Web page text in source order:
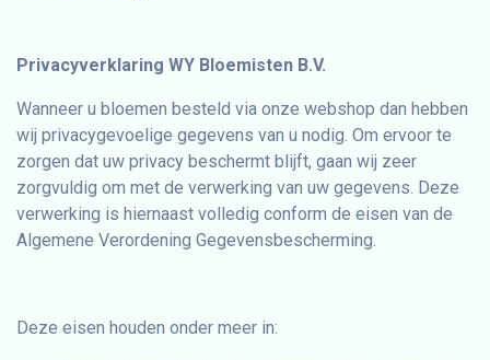
Privacyverklaring WY Bloemisten B.V.
Wanneer u bloemen besteld via onze webshop dan hebben
wij privacygevoelige gegevens van u nodig. Om ervoor te
zorgen dat uw privacy beschermt blijft, gaan wij zeer
zorgvuldig om met de verwerking van uw gegevens. Deze
verwerking is hiernaast volledig conform de eisen van de
Algemene Verordening Gegevensbescherming.
Deze eisen houden onder meer in: